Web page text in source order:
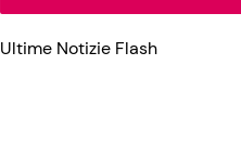
Ultime Notizie Flash